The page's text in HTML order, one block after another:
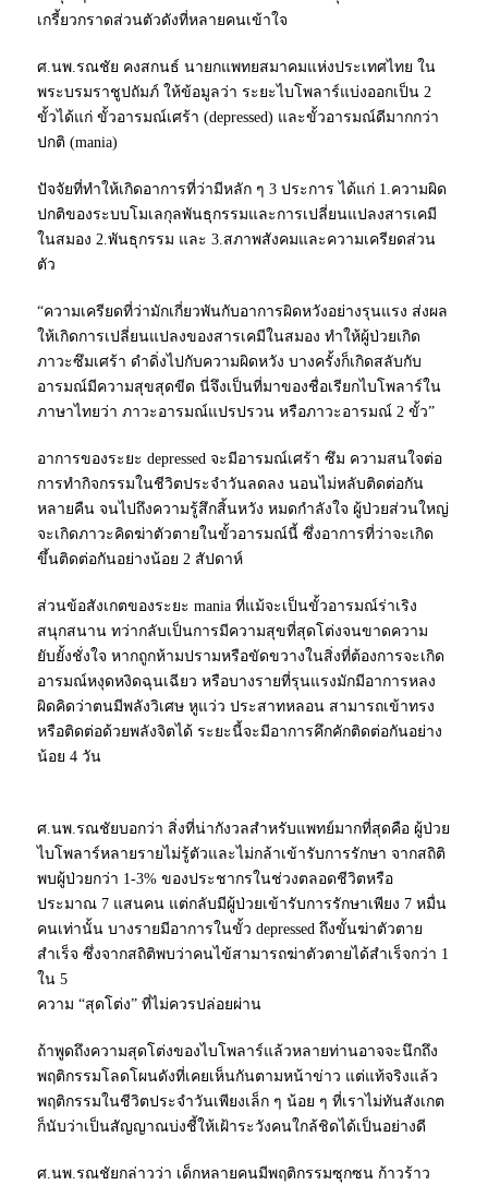
เกรี้ยวกราดส่วนตัวดังที่หลายคนเข้าใจ
ศ.นพ.รณชัย คงสกนธ์ นายกแพทยสมาคมแห่งประเทศไทย ใน
พระบรมราชูปถัมภ์ ให้ข้อมูลว่า ระยะไบโพลาร์แบ่งออกเป็น 2
ขั้วได้แก่ ขั้วอารมณ์เศร้า (depressed) และขั้วอารมณ์ดีมากกว่า
ปกติ (mania)
ปัจจัยที่ทำให้เกิดอาการที่ว่ามีหลัก ๆ 3 ประการ ได้แก่ 1.ความผิด
ปกติของระบบโมเลกุลพันธุกรรมและการเปลี่ยนแปลงสารเคมี
ในสมอง 2.พันธุกรรม และ 3.สภาพสังคมและความเครียดส่วน
ตัว
“ความเครียดที่ว่ามักเกี่ยวพันกับอาการผิดหวังอย่างรุนแรง ส่งผล
ให้เกิดการเปลี่ยนแปลงของสารเคมีในสมอง ทำให้ผู้ป่วยเกิด
ภาวะซึมเศร้า ดำดิ่งไปกับความผิดหวัง บางครั้งก็เกิดสลับกับ
อารมณ์มีความสุขสุดขีด นี่จึงเป็นที่มาของชื่อเรียกไบโพลาร์ใน
ภาษาไทยว่า ภาวะอารมณ์แปรปรวน หรือภาวะอารมณ์ 2 ขั้ว”
อาการของระยะ depressed จะมีอารมณ์เศร้า ซึม ความสนใจต่อ
การทำกิจกรรมในชีวิตประจำวันลดลง นอนไม่หลับติดต่อกัน
หลายคืน จนไปถึงความรู้สึกสิ้นหวัง หมดกำลังใจ ผู้ป่วยส่วนใหญ่
จะเกิดภาวะคิดฆ่าตัวตายในขั้วอารมณ์นี้ ซึ่งอาการที่ว่าจะเกิด
ขึ้นติดต่อกันอย่างน้อย 2 สัปดาห์
ส่วนข้อสังเกตของระยะ mania ที่แม้จะเป็นขั้วอารมณ์ร่าเริง
สนุกสนาน ทว่ากลับเป็นการมีความสุขที่สุดโต่งจนขาดความ
ยับยั้งชั่งใจ หากถูกห้ามปรามหรือขัดขวางในสิ่งที่ต้องการจะเกิด
อารมณ์หงุดหงิดฉุนเฉียว หรือบางรายที่รุนแรงมักมีอาการหลง
ผิดคิดว่าตนมีพลังวิเศษ หูแว่ว ประสาทหลอน สามารถเข้าทรง
หรือติดต่อด้วยพลังจิตได้ ระยะนี้จะมีอาการคึกคักติดต่อกันอย่าง
น้อย 4 วัน
ศ.นพ.รณชัยบอกว่า สิ่งที่น่ากังวลสำหรับแพทย์มากที่สุดคือ ผู้ป่วย
ไบโพลาร์หลายรายไม่รู้ตัวและไม่กล้าเข้ารับการรักษา จากสถิติ
พบผู้ป่วยกว่า 1-3% ของประชากรในช่วงตลอดชีวิตหรือ
ประมาณ 7 แสนคน แต่กลับมีผู้ป่วยเข้ารับการรักษาเพียง 7 หมื่น
คนเท่านั้น บางรายมีอาการในขั้ว depressed ถึงขั้นฆ่าตัวตาย
สำเร็จ ซึ่งจากสถิติพบว่าคนไข้สามารถฆ่าตัวตายได้สำเร็จกว่า 1
ใน 5
ความ “สุดโต่ง” ที่ไม่ควรปล่อยผ่าน
ถ้าพูดถึงความสุดโต่งของไบโพลาร์แล้วหลายท่านอาจจะนึกถึง
พฤติกรรมโลดโผนดังที่เคยเห็นกันตามหน้าข่าว แต่แท้จริงแล้ว
พฤติกรรมในชีวิตประจำวันเพียงเล็ก ๆ น้อย ๆ ที่เราไม่ทันสังเกต
ก็นับว่าเป็นสัญญาณบ่งชี้ให้เฝ้าระวังคนใกล้ชิดได้เป็นอย่างดี
ศ.นพ.รณชัยกล่าวว่า เด็กหลายคนมีพฤติกรรมซุกซน ก้าวร้าว